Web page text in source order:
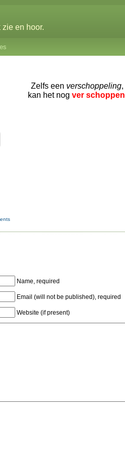
en hoor.
Zelfs een verschoppeling,
kan het nog ver schoppen
Name, required
Email (will not be published), required
Website (if present)